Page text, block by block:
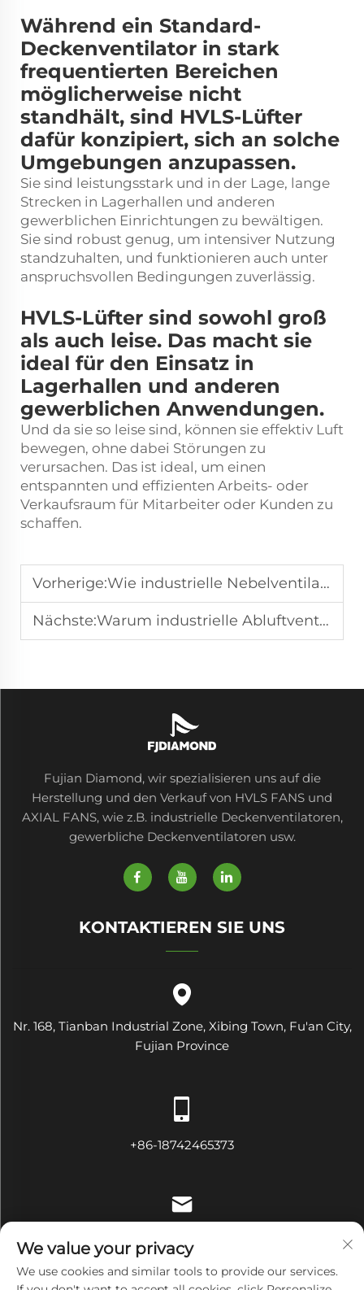
Während ein Standard-
Deckenventilator in stark
frequentierten Bereichen
möglicherweise nicht
standhält, sind HVLS-Lüfter
dafür konzipiert, sich an solche
Umgebungen anzupassen.
Sie sind leistungsstark und in der Lage, lange
Strecken in Lagerhallen und anderen
gewerblichen Einrichtungen zu bewältigen.
Sie sind robust genug, um intensiver Nutzung
standzuhalten, und funktionieren auch unter
anspruchsvollen Bedingungen zuverlässig.
HVLS-Lüfter sind sowohl groß
als auch leise. Das macht sie
ideal für den Einsatz in
Lagerhallen und anderen
gewerblichen Anwendungen.
Und da sie so leise sind, können sie effektiv Luft
bewegen, ohne dabei Störungen zu
verursachen. Das ist ideal, um einen
entspannten und effizienten Arbeits- oder
Verkaufsraum für Mitarbeiter oder Kunden zu
schaffen.
Vorherige:Wie industrielle Nebelventilatoren die Kühlung in offenen Räumen verbessern
Nächste:Warum industrielle Abluftventilatoren für die Fabriklüftung entscheidend sind
Fujian Diamond, wir spezialisieren uns auf die
Herstellung und den Verkauf von HVLS FANS und
AXIAL FANS, wie z.B. industrielle Deckenventilatoren,
gewerbliche Deckenventilatoren usw.
KONTAKTIEREN SIE UNS
Nr. 168, Tianban Industrial Zone, Xibing Town, Fu'an City,
Fujian Province
+86-18742465373
We value your privacy
We use cookies and similar tools to provide our services.